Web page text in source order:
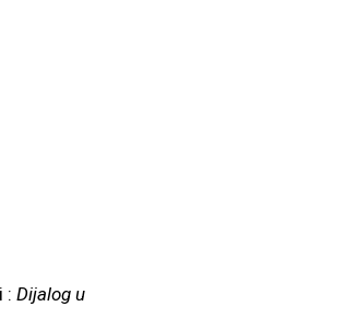
: Dijalog u